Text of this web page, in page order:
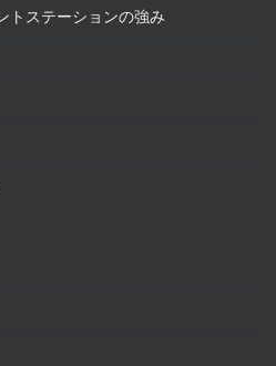
トステーションの強み